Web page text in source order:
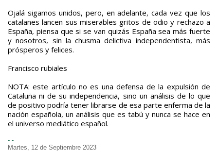
Ojalá sigamos unidos, pero, en adelante, cada vez que los
catalanes lancen sus miserables gritos de odio y rechazo a
España, piensa que si se van quizás España sea más fuerte
y nosotros, sin la chusma delictiva independentista, más
prósperos y felices.
Francisco rubiales
NOTA: este artículo no es una defensa de la expulsión de
Cataluña ni de su independencia, sino un análisis de lo que
de positivo podría tener librarse de esa parte enferma de la
nación española, un análisis que es tabú y nunca se hace en
el universo mediático español.
- -
Martes, 12 de Septiembre 2023